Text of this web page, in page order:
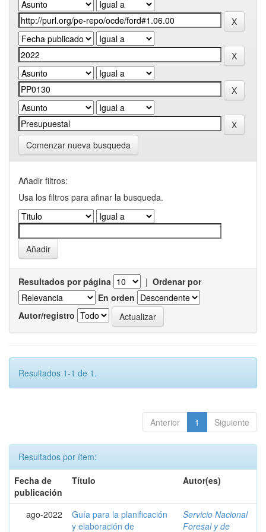
Comenzar nueva busqueda
Añadir filtros:
Usa los filtros para afinar la busqueda.
Resultados por página | Ordenar por
En orden
Autor/registro
Resultados 1-1 de 1.
Anterior 1 Siguiente
Resultados por ítem:
Fecha de
publicación
Título Autor(es)
ago-2022
Guía para la planificación
y elaboración de
Servicio Nacional
Foresal y de